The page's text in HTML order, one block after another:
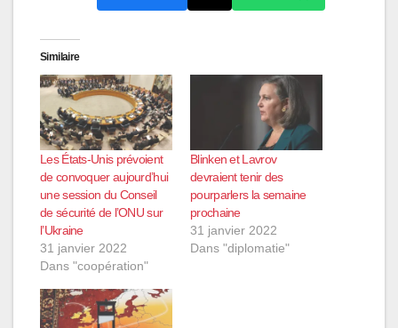
Similaire
Les États-Unis prévoient
de convoquer aujourd’hui
une session du Conseil
de sécurité de l’ONU sur
l’Ukraine
31 janvier 2022
Dans "coopération"
Blinken et Lavrov
devraient tenir des
pourparlers la semaine
prochaine
31 janvier 2022
Dans "diplomatie"